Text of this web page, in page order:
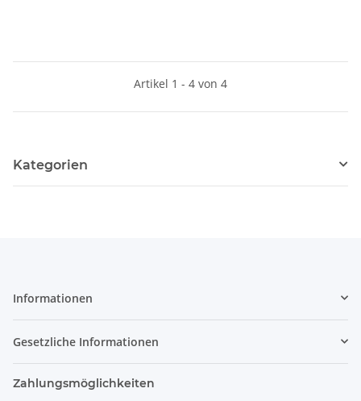
Artikel 1 - 4 von 4
Kategorien
Informationen
Gesetzliche Informationen
Zahlungsmöglichkeiten